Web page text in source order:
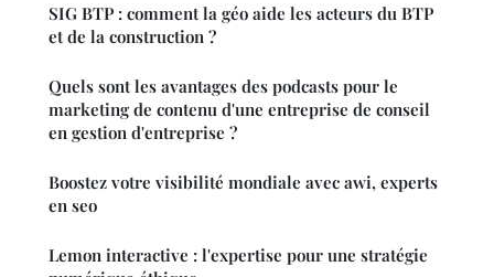
SIG BTP : comment la géo aide les acteurs du BTP
et de la construction ?
Quels sont les avantages des podcasts pour le
marketing de contenu d'une entreprise de conseil
en gestion d'entreprise ?
Boostez votre visibilité mondiale avec awi, experts
en seo
Lemon interactive : l'expertise pour une stratégie